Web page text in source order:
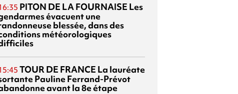
PITON DE LA FOURNAISE Les
évacuent une
blessée, dans des
météorologiques
TOUR DE FRANCE La lauréate
Pauline Ferrand-Prévot
avant la 8e étape